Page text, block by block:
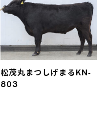
松茂丸 まつしげまる KN-
803